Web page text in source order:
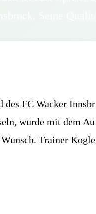
FC Wacker
wurde mit dem
Trainer